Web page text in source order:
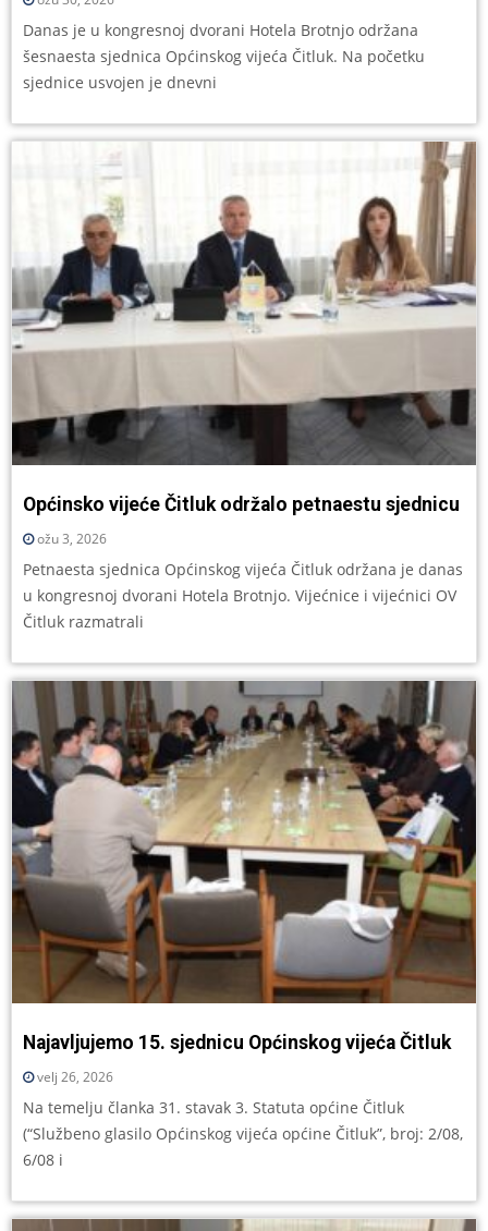
Danas je u kongresnoj dvorani Hotela Brotnjo održana
šesnaesta sjednica Općinskog vijeća Čitluk. Na početku
sjednice usvojen je dnevni
Općinsko vijeće Čitluk održalo petnaestu sjednicu
ožu 3, 2026
Petnaesta sjednica Općinskog vijeća Čitluk održana je danas
u kongresnoj dvorani Hotela Brotnjo. Vijećnice i vijećnici OV
Čitluk razmatrali
Najavljujemo 15. sjednicu Općinskog vijeća Čitluk
velj 26, 2026
Na temelju članka 31. stavak 3. Statuta općine Čitluk
(“Službeno glasilo Općinskog vijeća općine Čitluk”, broj: 2/08,
6/08 i